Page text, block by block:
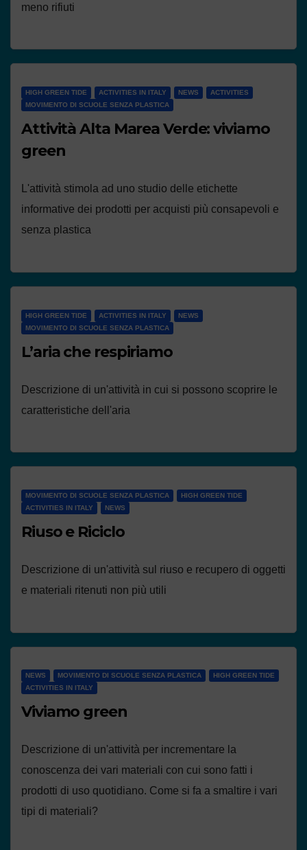
meno rifiuti
HIGH GREEN TIDE ACTIVITIES IN ITALY NEWS
ACTIVITIES
MOVIMENTO DI SCUOLE SENZA PLASTICA
Attività Alta Marea Verde: viviamo
green
L'attività stimola ad uno studio delle etichette
informative dei prodotti per acquisti più consapevoli e
senza plastica
HIGH GREEN TIDE ACTIVITIES IN ITALY
NEWS
MOVIMENTO DI SCUOLE SENZA PLASTICA
L’aria che respiriamo
Descrizione di un'attività in cui si possono scoprire le
caratteristiche dell'aria
MOVIMENTO DI SCUOLE SENZA PLASTICA
HIGH GREEN TIDE
ACTIVITIES IN ITALY
NEWS
Riuso e Riciclo
Descrizione di un'attività sul riuso e recupero di oggetti
e materiali ritenuti non più utili
NEWS MOVIMENTO DI SCUOLE SENZA PLASTICA
HIGH GREEN TIDE
ACTIVITIES IN ITALY
Viviamo green
Descrizione di un'attività per incrementare la
conoscenza dei vari materiali con cui sono fatti i
prodotti di uso quotidiano. Come si fa a smaltire i vari
tipi di materiali?